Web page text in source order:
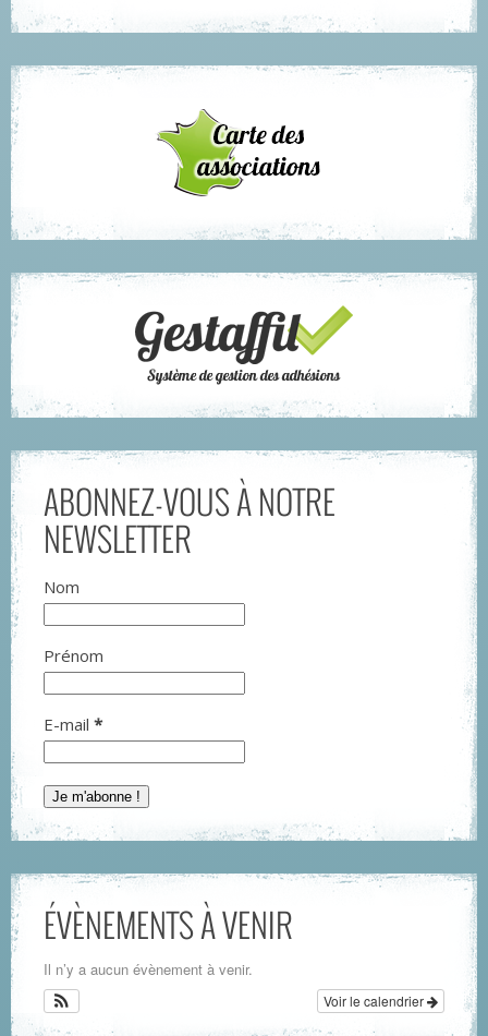
ABONNEZ-VOUS À NOTRE
NEWSLETTER
Nom
Prénom
E-mail *
ÉVÈNEMENTS À VENIR
Il n’y a aucun évènement à venir.
Voir le calendrier